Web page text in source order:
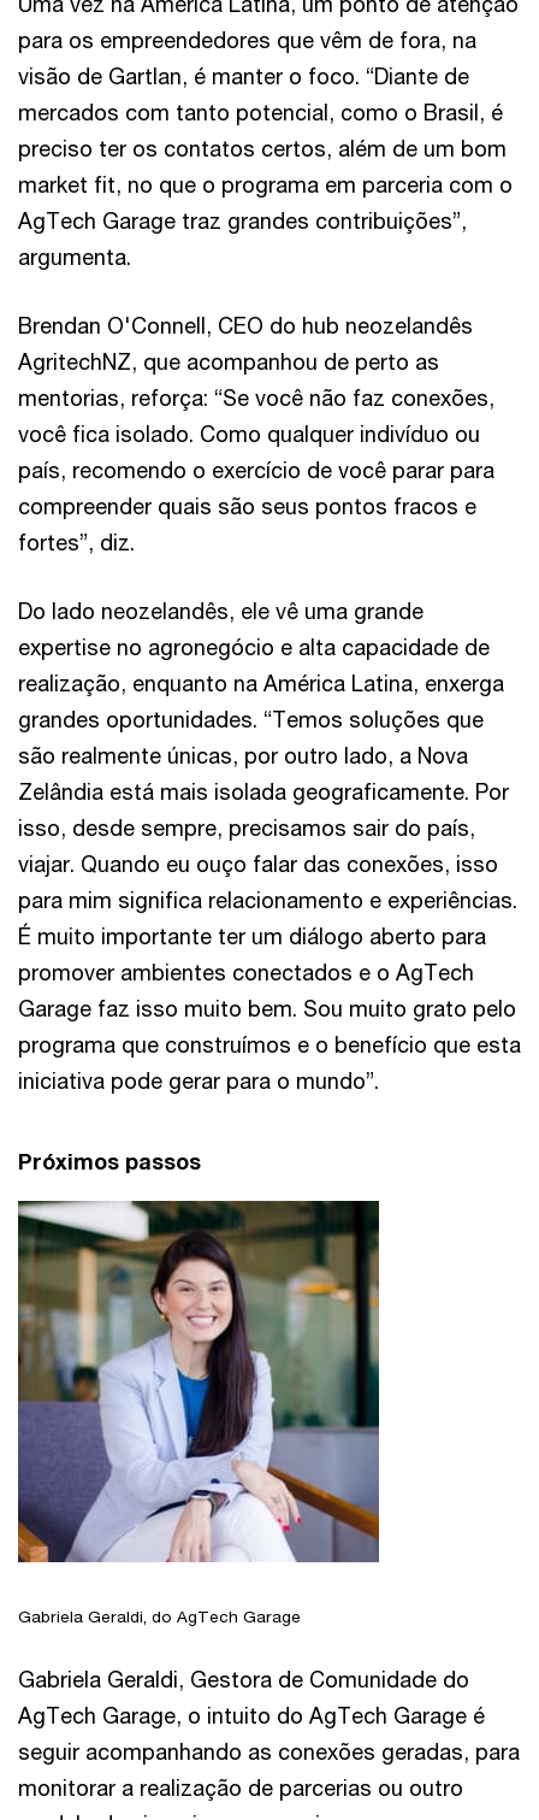
para os empreendedores que vêm de fora, na
visão de Gartlan, é manter o foco. “Diante de
mercados com tanto potencial, como o Brasil, é
preciso ter os contatos certos, além de um bom
market fit, no que o programa em parceria com o
AgTech Garage traz grandes contribuições”,
argumenta.
Brendan O'Connell, CEO do hub neozelandês
AgritechNZ, que acompanhou de perto as
mentorias, reforça: “Se você não faz conexões,
você fica isolado. Como qualquer indivíduo ou
país, recomendo o exercício de você parar para
compreender quais são seus pontos fracos e
fortes”, diz.
Do lado neozelandês, ele vê uma grande
expertise no agronegócio e alta capacidade de
realização, enquanto na América Latina, enxerga
grandes oportunidades. “Temos soluções que
são realmente únicas, por outro lado, a Nova
Zelândia está mais isolada geograficamente. Por
isso, desde sempre, precisamos sair do país,
viajar. Quando eu ouço falar das conexões, isso
para mim significa relacionamento e experiências.
É muito importante ter um diálogo aberto para
promover ambientes conectados e o AgTech
Garage faz isso muito bem. Sou muito grato pelo
programa que construímos e o benefício que esta
iniciativa pode gerar para o mundo”.
Próximos passos
Gabriela Geraldi, do AgTech Garage
Gabriela Geraldi, Gestora de Comunidade do
AgTech Garage, o intuito do AgTech Garage é
seguir acompanhando as conexões geradas, para
monitorar a realização de parcerias ou outro